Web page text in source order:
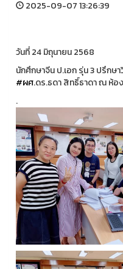
2025-09-07 13:26:39
วันที่ 24 มิถุนายน 2568
นักศึกษาจีน ป.เอก รุ่น 3 ปรึกษ
#ผศ.ดร.ธดา สิทธิ์ธาดา ณ ห้อ
.